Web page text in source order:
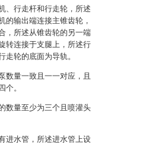
、行走杆和行走轮，所述
的输出端连接主锥齿轮，
，所述从锥齿轮的另一端
转连接于支腿上，所述行
走轮的底面为导轨。
数量一致且一一对应，且
个。
数量至少为三个且喷灌头
进水管，所述进水管上设